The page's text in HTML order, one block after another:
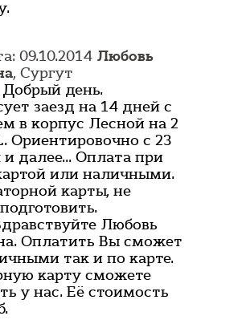
09.10.2014 Любовь
, Сургут
Добрый день.
заезд на 14 дней с
в корпус Лесной на 2
Ориентировочно с 23
и далее... Оплата при
или наличными.
карты, не
Любовь
Оплатить Вы сможет
так и по карте.
карту сможете
у нас. Её стоимость